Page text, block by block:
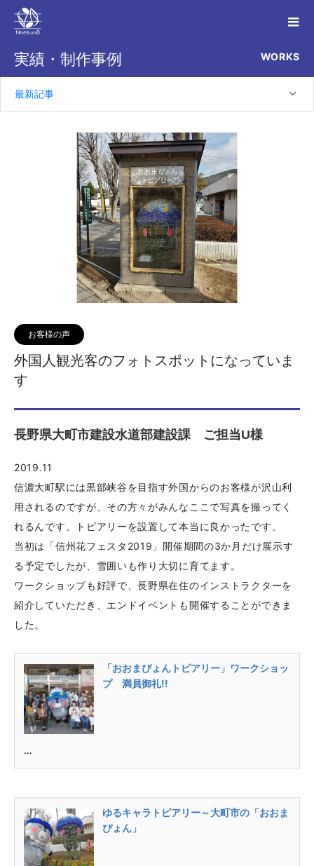
実績・制作事例 WORKS
最新記事
お客様の声
外国人観光客のフォトスポットになっていま
す
長野県大町市建設水道部建設課 ご担当U様
2019.11
信濃大町駅には黒部峡谷を目指す外国からのお客様が沢山利
用されるのですが、その方々がみんなここで写真を撮ってく
れるんです。トピアリーを設置して本当に良かったです。
当初は「信州花フェスタ2019」開催期間の3か月だけ展示す
る予定でしたが、雪囲いも作り大切に育てます。
ワークショップも好評で、長野県在住のインストラクターを
紹介していただき、エンドイベントも開催することができま
した。
「おおまぴょんトピアリー」ワークショッ
プ 満員御礼!!
…
ゆるキャラトピアリー～大町市の「おおま
ぴょん」